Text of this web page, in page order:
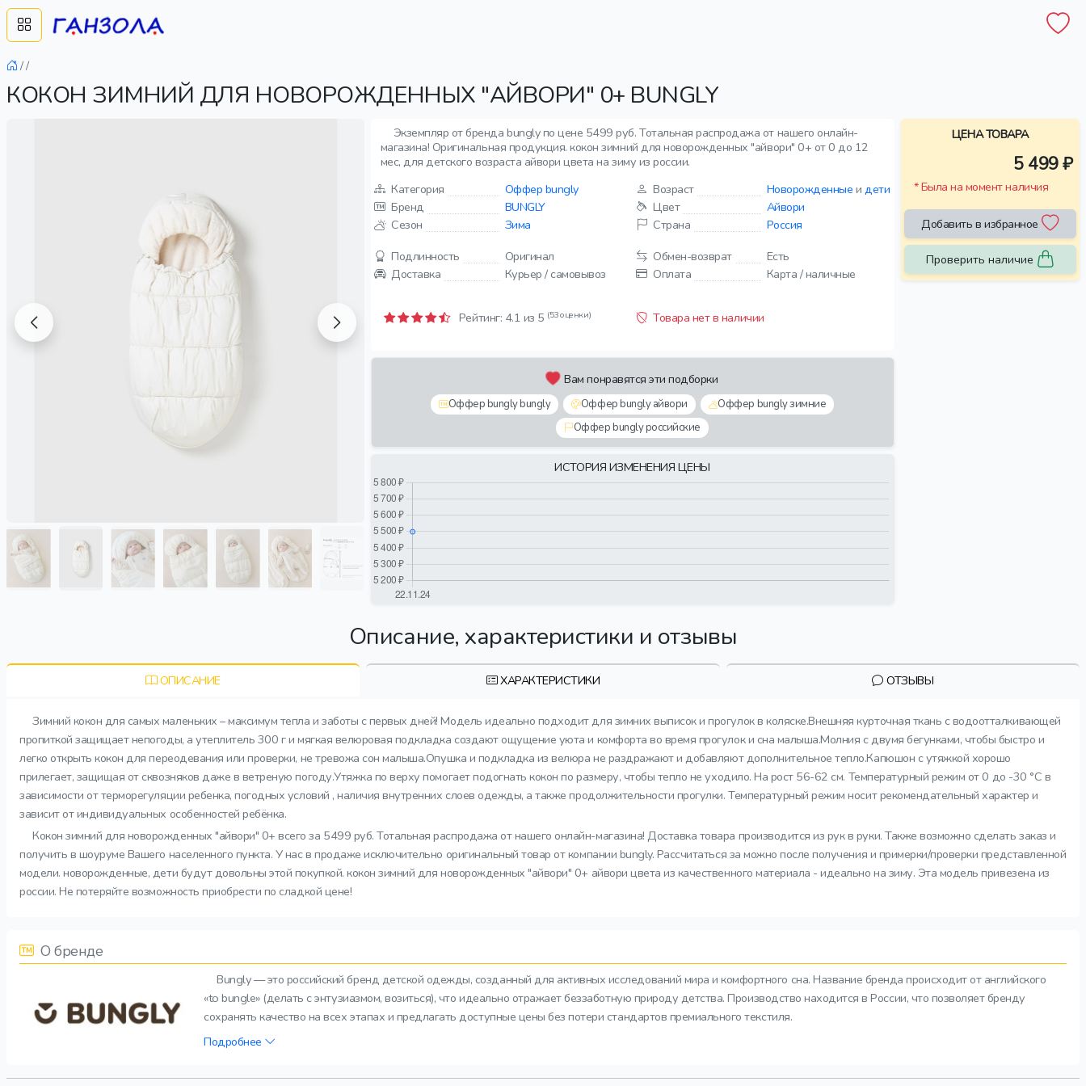
//
КОКОН ЗИМНИЙ ДЛЯ НОВОРОЖДЕННЫХ "АЙВОРИ" 0+ BUNGLY
Экземпляр от бренда bungly по цене 5499 руб. Тотальная распродажа от нашего онлайн-
магазина! Оригинальная продукция. кокон зимний для новорожденных "айвори" 0+ от 0 до 12
мес, для детского возраста айвори цвета на зиму из россии.
Категория
Оффер bungly Возраст Новорожденные и дети
Бренд
BUNGLY Цвет
Айвори
Сезон
Зима Страна
Россия
Подлинность
Оригинал Обмен-возврат
Есть
Доставка
Курьер / самовывоз Оплата Карта / наличные
Рейтинг: 4.1 из 5 (53 оценки) Товара нет в наличии
Вам понравятся эти подборки
Оффер bungly bungly Оффер bungly айвори
Оффер bungly зимние
Оффер bungly российские
ИСТОРИЯ ИЗМЕНЕНИЯ ЦЕНЫ
ЦЕНА ТОВАРА
5 499 ₽
* Была на момент наличия
Добавить в избранное
Проверить наличие
Описание, характеристики и отзывы
ОПИСАНИЕ ХАРАКТЕРИСТИКИ ОТЗЫВЫ
Зимний кокон для самых маленьких – максимум тепла и заботы с первых дней! Модель идеально подходит для зимних выписок и прогулок в коляске.Внешняя курточная ткань с водоотталкивающей
пропиткой защищает непогоды, а утеплитель 300 г и мягкая велюровая подкладка создают ощущение уюта и комфорта во время прогулок и сна малыша.Молния с двумя бегунками, чтобы быстро и
легко открыть кокон для переодевания или проверки, не тревожа сон малыша.Опушка и подкладка из велюра не раздражают и добавляют дополнительное тепло.Капюшон с утяжкой хорошо
прилегает, защищая от сквозняков даже в ветреную погоду.Утяжка по верху помогает подогнать кокон по размеру, чтобы тепло не уходило. На рост 56-62 см. Температурный режим от 0 до -30 °C в
зависимости от терморегуляции ребенка, погодных условий , наличия внутренних слоев одежды, а также продолжительности прогулки. Температурный режим носит рекомендательный характер и
зависит от индивидуальных особенностей ребёнка.
Кокон зимний для новорожденных "айвори" 0+ всего за 5499 руб. Тотальная распродажа от нашего онлайн-магазина! Доставка товара производится из рук в руки. Также возможно сделать заказ и
получить в шоуруме Вашего населенного пункта. У нас в продаже исключительно оригинальный товар от компании bungly. Рассчитаться за можно после получения и примерки/проверки представленной
модели. новорожденные, дети будут довольны этой покупкой. кокон зимний для новорожденных "айвори" 0+ айвори цвета из качественного материала - идеально на зиму. Эта модель привезена из
россии. Не потеряйте возможность приобрести по сладкой цене!
О бренде
Bungly — это российский бренд детской одежды, созданный для активных исследований мира и комфортного сна. Название бренда происходит от английского
«to bungle» (делать с энтузиазмом, возиться), что идеально отражает беззаботную природу детства. Производство находится в России, что позволяет бренду
сохранять качество на всех этапах и предлагать доступные цены без потери стандартов премиального текстиля.
Подробнее